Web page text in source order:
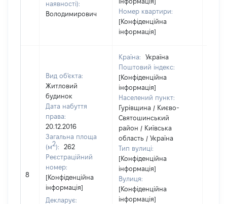
наявності):
Володимирович
Номер квартири:
[Конфіденційна
інформація]
8
Вид об'єкта:
Житловий
будинок
Дата набуття
права:
20.12.2016
Загальна площа
(м2):
262
Реєстраційний
номер:
[Конфіденційна
інформація]
Декларує:
Країна:
Україна
Поштовий індекс:
[Конфіденційна
інформація]
Населений пункт:
Гурівщина / Києво-
Святошинський
район / Київська
область / Україна
Тип вулиці:
[Конфіденційна
інформація]
Вулиця:
[Конфіденційна
інформація]